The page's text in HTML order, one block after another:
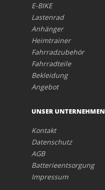
E-BIKE
Lastenrad
Anhänger
Heimtrainer
Fahrradzubehör
Fahrradteile
Bekleidung
Angebot
UNSER UNTERNEHMEN
Kontakt
Datenschutz
AGB
Batterieentsorgung
Impressum